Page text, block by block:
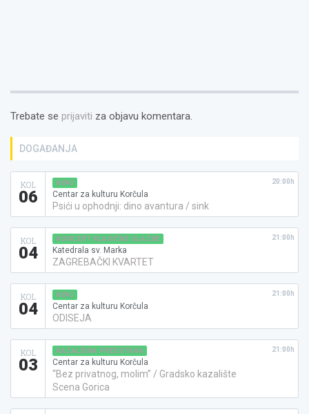
Trebate se prijaviti za objavu komentara.
DOGAĐANJA
KOL
06
KINO
Centar za kulturu Korčula
Psići u ophodnji: dino avantura / sink
20:00h
KOL
04
KONCERT KLASIČNE GLAZBE
Katedrala sv. Marka
ZAGREBAČKI KVARTET
21:00h
KOL
04
KINO
Centar za kulturu Korčula
ODISEJA
21:00h
KOL
03
KAZALIŠNA PREDSTAVA
Centar za kulturu Korčula
“Bez privatnog, molim” / Gradsko kazalište
Scena Gorica
21:00h